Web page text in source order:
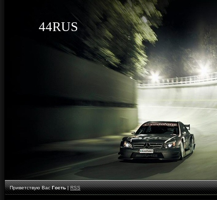
44RUS
Приветствую Вас Гость|RSS